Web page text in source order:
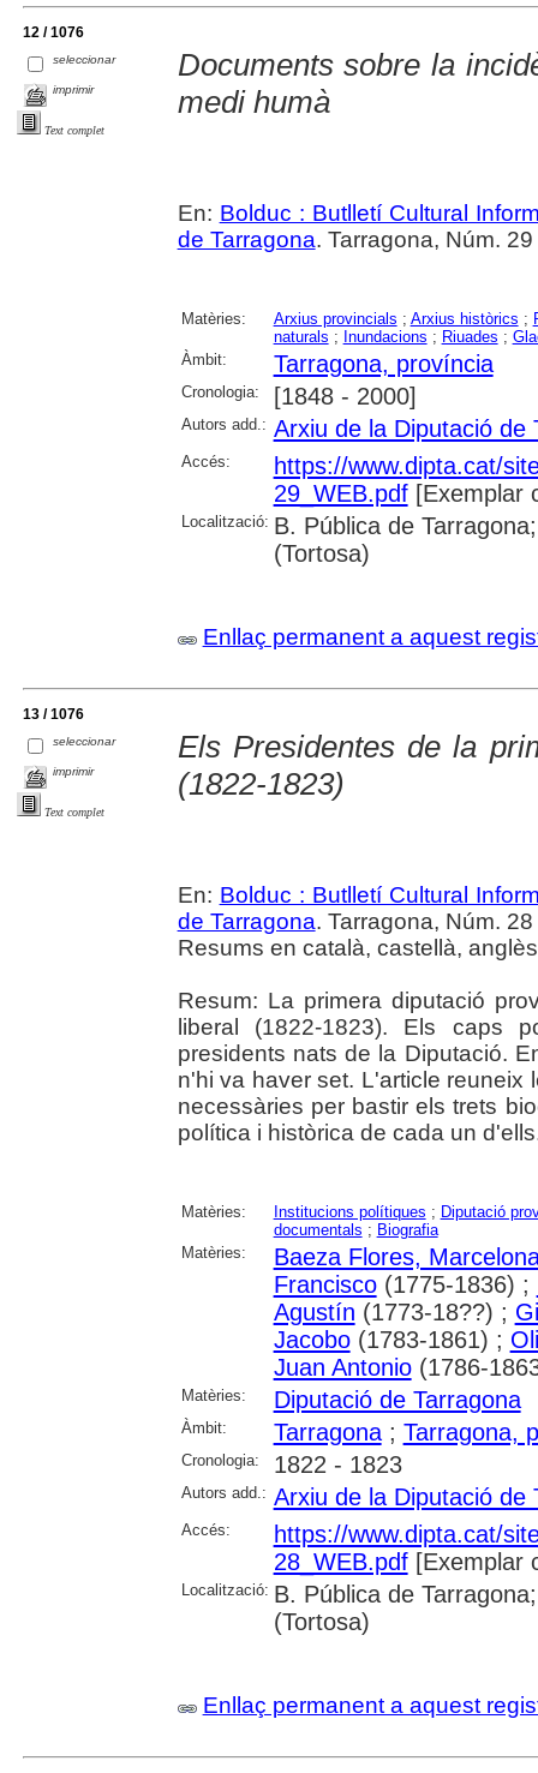
12 / 1076
seleccionar
imprimir
Text complet
Documents sobre la
medi humà
En: Bolduc : Butlletí Cultural
de Tarragona. Tarragona, Núm.
Matèries: Arxius provincials ; Arxius històrics ;
naturals ; Inundacions ; Riuades ;
Àmbit:
Tarragona, província
Cronologia: [1848 - 2000]
Autors add.: Arxiu de la Diputació de
Accés:
https://www.dipta.cat/
29_WEB.pdf[Exemplar
Localització: B. Pública de
(Tortosa)
Enllaç permanent a aquest
13 / 1076
seleccionar
imprimir
Text complet
Els Presidentes de la
(1822-1823)
En: Bolduc : Butlletí Cultural
de Tarragona. Tarragona, Núm.
Resums en català, castellà,
Resum: La primera diputació
liberal (1822-1823). Els caps
presidents nats de la Diputació.
n'hi va haver set. L'article reuneix
necessàries per bastir els trets
política i històrica de cada un
Matèries: Institucions polítiques ; Diputació
documentals ; Biografia
Matèries:
Baeza Flores,
Francisco(1775-1836) ;
Agustín (1773-18??) ;
Jacobo(1783-1861) ;
Juan Antonio(1786-
Matèries: Diputació de Tarragona
Àmbit: Tarragona; Tarragona,
Cronologia: 1822 - 1823
Autors add.: Arxiu de la Diputació de
Accés:
https://www.dipta.cat/
28_WEB.pdf[Exemplar
Localització: B. Pública de
(Tortosa)
Enllaç permanent a aquest